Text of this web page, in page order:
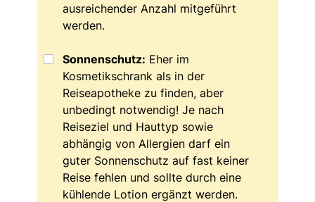
ausreichender Anzahl mitgeführt
werden.
Sonnenschutz: Eher im
Kosmetikschrank als in der
Reiseapotheke zu finden, aber
unbedingt notwendig! Je nach
Reiseziel und Hauttyp sowie
abhängig von Allergien darf ein
guter Sonnenschutz auf fast keiner
Reise fehlen und sollte durch eine
kühlende Lotion ergänzt werden.